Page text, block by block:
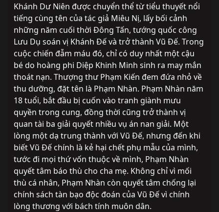
Khánh Dư Niên được chuyển thể từ tiểu thuyết nổi
tiếng cùng tên của tác giả Miêu Nị, lấy bối cảnh
những năm cuối thời Đông Tấn, tướng quốc công
Lưu Dụ soán vị Khánh Đế và trở thành Vũ Đế. Trong
cuộc chiến đẫm máu đó, chỉ có duy nhất một cậu
bé do hoàng phi Diệp Khinh Minh sinh ra may mắn
thoát nạn. Thượng thư Phạm Kiến đem đứa nhỏ về
thu dưỡng, đặt tên là Phạm Nhàn. Phạm Nhàn năm
18 tuổi, bắt đầu bị cuốn vào tranh giành mưu
quyền trong cung, đồng thời cũng trở thành vị
quan tài ba giải quyết nhiều vụ án nan giải. Một
lòng một dạ trung thành với Vũ Đế, nhưng đến khi
biết Vũ Đế chính là kẻ hại chết phụ mẫu của mình,
tước đi mọi thứ vốn thuộc về mình, Phạm Nhàn
quyết tâm báo thù cho cha mẹ. Không chỉ vì mối
thù cá nhân, Phạm Nhàn còn quyết tâm chống lại
chính sách tàn bạo độc đoán của Vũ Đế vì chính
lòng thương với bách tính muôn dân.